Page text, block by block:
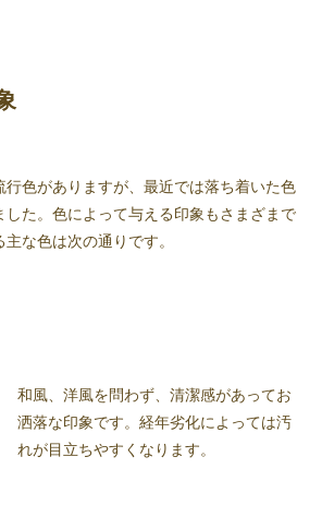
行色がありますが、最近では落ち着いた色
した。色によって与える印象もさまざまで
な色は次の通りです。
和風、洋風を問わず、清潔感があってお
洒落な印象です。経年劣化によっては汚
れが目立ちやすくなります。